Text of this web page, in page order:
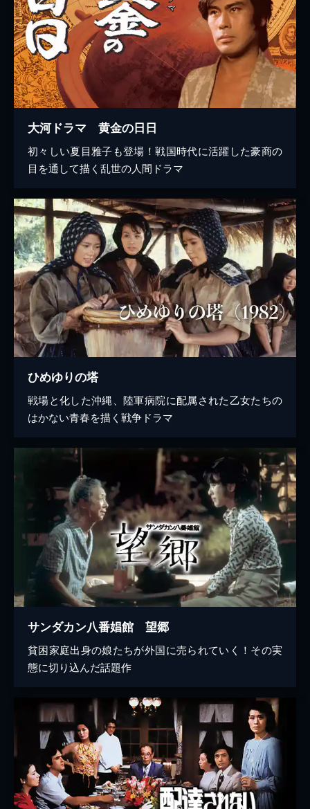
大河ドラマ 黄金の日日
初々しい夏目雅子も登場！戦国時代に活躍した豪商の
目を通して描く乱世の人間ドラマ
ひめゆりの塔
戦場と化した沖縄、陸軍病院に配属された乙女たちの
はかない青春を描く戦争ドラマ
サンダカン八番娼館 望郷
貧困家庭出身の娘たちが外国に売られていく！その実
態に切り込んだ話題作